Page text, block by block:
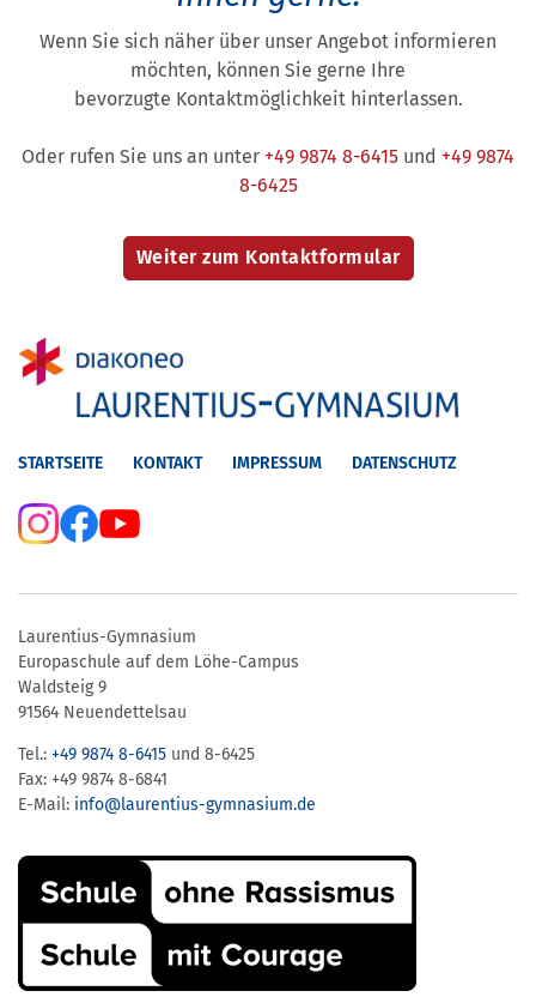
Wenn Sie sich näher über unser Angebot informieren
möchten, können Sie gerne Ihre
bevorzugte Kontaktmöglichkeit hinterlassen.
Oder rufen Sie uns an unter +49 9874 8-6415 und +49 9874
8-6425
STARTSEITE KONTAKT IMPRESSUM DATENSCHUTZ
Laurentius-Gymnasium
Europaschule auf dem Löhe-Campus
Waldsteig 9
91564 Neuendettelsau
Tel.: +49 9874 8-6415 und 8-6425
Fax: +49 9874 8-6841
E-Mail: info@laurentius-gymnasium.de